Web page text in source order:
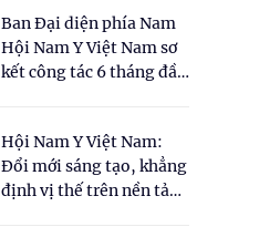
cho Luật Y dược cổ
truyền Việt Nam"
Ban Đại diện phía Nam
Hội Nam Y Việt Nam sơ
kết công tác 6 tháng đầu
Hội Nam Y Việt Nam:
Đổi mới sáng tạo, khẳng
định vị thế trên nền tảng